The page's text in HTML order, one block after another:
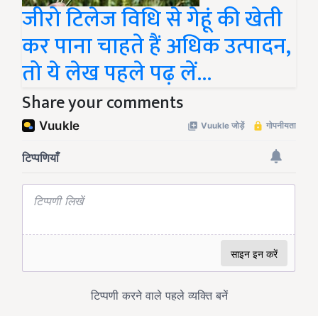
जीरो टिलेज विधि से गेहूं की खेती
कर पाना चाहते हैं अधिक उत्पादन,
तो ये लेख पहले पढ़ लें...
Share your comments